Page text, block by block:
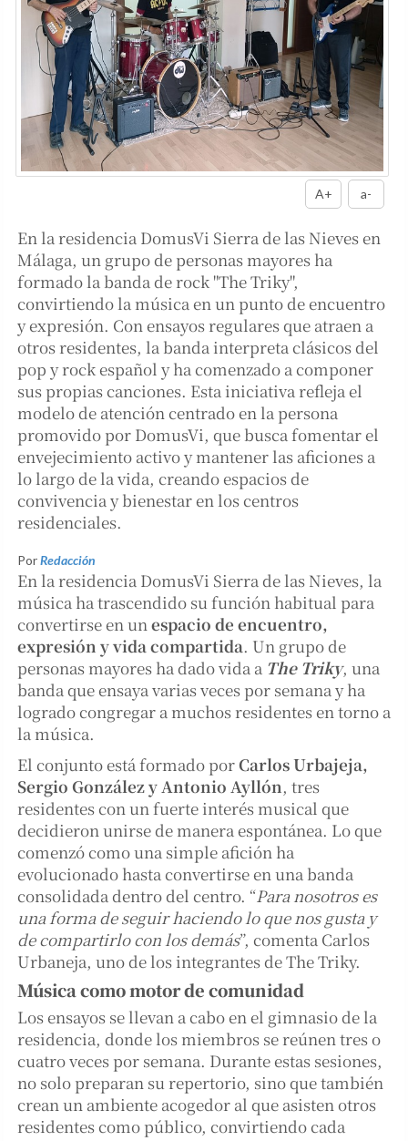
A+ a-
En la residencia DomusVi Sierra de las Nieves en
Málaga, un grupo de personas mayores ha
formado la banda de rock "The Triky",
convirtiendo la música en un punto de encuentro
y expresión. Con ensayos regulares que atraen a
otros residentes, la banda interpreta clásicos del
pop y rock español y ha comenzado a componer
sus propias canciones. Esta iniciativa refleja el
modelo de atención centrado en la persona
promovido por DomusVi, que busca fomentar el
envejecimiento activo y mantener las aficiones a
lo largo de la vida, creando espacios de
convivencia y bienestar en los centros
residenciales.
PorRedacción
En la residencia DomusVi Sierra de las Nieves, la
música ha trascendido su función habitual para
convertirse en un espacio de encuentro,
expresión y vida compartida. Un grupo de
personas mayores ha dado vida a The Triky, una
banda que ensaya varias veces por semana y ha
logrado congregar a muchos residentes en torno a
la música.
El conjunto está formado porCarlos Urbajeja,
Sergio González y Antonio Ayllón, tres
residentes con un fuerte interés musical que
decidieron unirse de manera espontánea. Lo que
comenzó como una simple afición ha
evolucionado hasta convertirse en una banda
consolidada dentro del centro. “Para nosotros es
una forma de seguir haciendo lo que nos gusta y
de compartirlo con los demás”, comenta Carlos
Urbaneja, uno de los integrantes de The Triky.
Música como motor de comunidad
Los ensayos se llevan a cabo en el gimnasio de la
residencia, donde los miembros se reúnen tres o
cuatro veces por semana. Durante estas sesiones,
no solo preparan su repertorio, sino que también
crean un ambiente acogedor al que asisten otros
residentes como público, convirtiendo cada